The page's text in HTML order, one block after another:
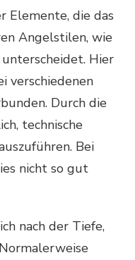
Elemente, die das
Angelstilen, wie
unterscheidet. Hier
verschiedenen
Durch die
technische
Bei
nicht so gut
nach der Tiefe,